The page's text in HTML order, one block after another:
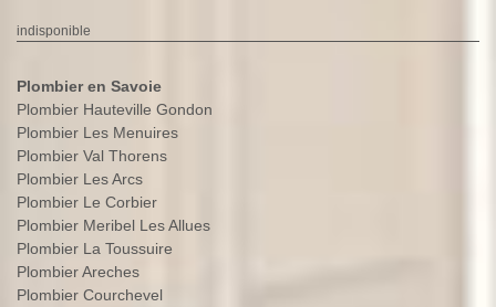
indisponible
Plombier en Savoie
Plombier Hauteville Gondon
Plombier Les Menuires
Plombier Val Thorens
Plombier Les Arcs
Plombier Le Corbier
Plombier Meribel Les Allues
Plombier La Toussuire
Plombier Areches
Plombier Courchevel